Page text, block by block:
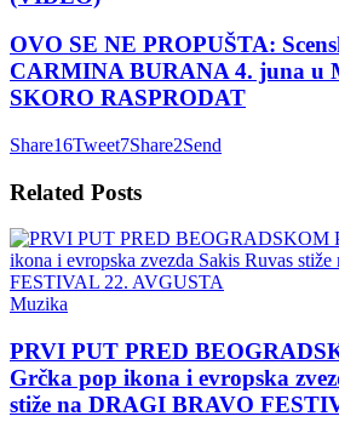
OVO SE NE PROPUŠTA:
CARMINA BURANA 4. juna u
SKORO RASPRODAT
Share16Tweet7Share2Send
Related Posts
Muzika
PRVI PUT PRED
Grčka pop ikona i evropska
stiže na DRAGI BRAVO